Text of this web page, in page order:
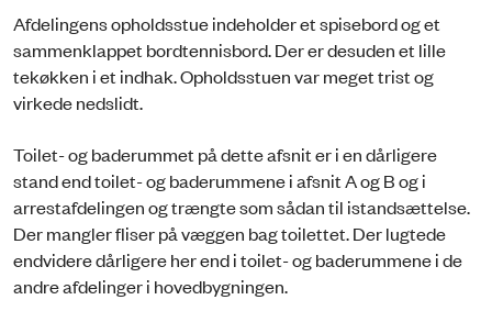
Afdelingens opholdsstue indeholder et spisebord og et
sammenklappet bordtennisbord. Der er desuden et lille
tekøkken i et indhak. Opholdsstuen var meget trist og
virkede nedslidt.
Toilet- og baderummet på dette afsnit er i en dårligere
stand end toilet- og baderummene i afsnit A og B og i
arrestafdelingen og trængte som sådan til istandsættelse.
Der mangler fliser på væggen bag toilettet. Der lugtede
endvidere dårligere her end i toilet- og baderummene i de
andre afdelinger i hovedbygningen.